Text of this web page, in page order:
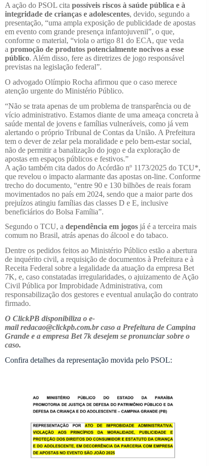
A ação do PSOL cita possíveis riscos à saúde pública e à
integridade de crianças e adolescentes, devido, segundo a
presentação, “uma ampla exposição de publicidade de apostas
em evento com grande presença infantojuvenil”, o que,
conforme o material, “viola o artigo 81 do ECA, que veda
a promoção de produtos potencialmente nocivos a esse
público. Além disso, fere as diretrizes de jogo responsável
previstas na legislação federal”.
O advogado Olímpio Rocha afirmou que o caso merece
atenção urgente do Ministério Público.
“Não se trata apenas de um problema de transparência ou de
vício administrativo. Estamos diante de uma ameaça concreta à
saúde mental de jovens e famílias vulneráveis, como já vem
alertando o próprio Tribunal de Contas da União. A Prefeitura
tem o dever de zelar pela moralidade e pelo bem-estar social,
não de permitir a banalização do jogo e da exploração de
apostas em espaços públicos e festivos.”
A ação também cita dados do Acórdão nº 1173/2025 do TCU*,
que revelou o impacto alarmante das apostas on-line. Conforme
trecho do documento, “entre 90 e 130 bilhões de reais foram
movimentados no país em 2024, sendo que a maior parte dos
prejuízos atingiu famílias das classes D e E, inclusive
beneficiários do Bolsa Família”.
Segundo o TCU, a dependência em jogos já é a terceira mais
comum no Brasil, atrás apenas do álcool e do tabaco.
Dentre os pedidos feitos ao Ministério Público estão a abertura
de inquérito civil, a requisição de documentos à Prefeitura e à
Receita Federal sobre a legalidade da atuação da empresa Bet
7K, e, caso constatadas irregularidades, o ajuizamento de Ação
Civil Pública por Improbidade Administrativa, com
responsabilização dos gestores e eventual anulação do contrato
firmado.
O ClickPB disponibiliza o e-
mail redacao@clickpb.com.br caso a Prefeitura de Campina
Grande e a empresa Bet 7k desejem se pronunciar sobre o
caso.
Confira detalhes da representação movida pelo PSOL: